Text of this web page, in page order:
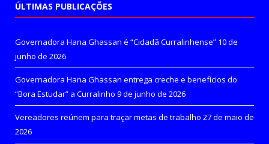
ÚLTIMAS PUBLICAÇÕES
Governadora Hana Ghassan é “Cidadã Curralinhense” 10 de
junho de 2026
Governadora Hana Ghassan entrega creche e benefícios do
“Bora Estudar” a Curralinho 9 de junho de 2026
Vereadores reúnem para traçar metas de trabalho 27 de maio de
2026